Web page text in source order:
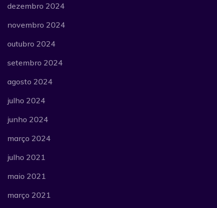
dezembro 2024
novembro 2024
outubro 2024
setembro 2024
agosto 2024
julho 2024
junho 2024
março 2024
julho 2021
maio 2021
março 2021